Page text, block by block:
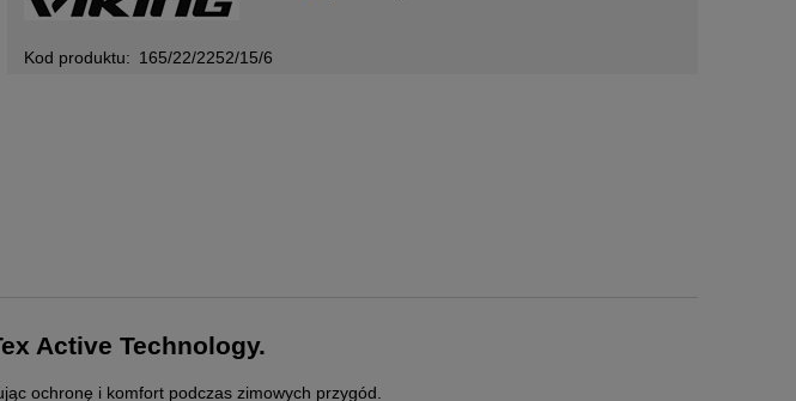
Kod produktu: 165/22/2252/15/6
Active Technology.
ochronę i komfort podczas zimowych przygód.